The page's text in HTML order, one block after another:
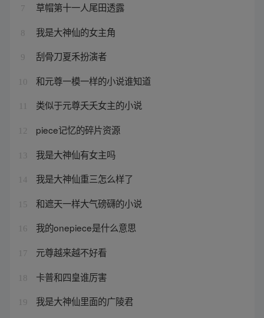
7 草帽第十一人尾田透露
8 我是大神仙的女主角
9 刮骨刀夏禾扮演者
10 和元尊一模一样的小说谁知道
类似于元尊夭夭女主的小说
12 piece记忆的碎片资源
13 我是大神仙有女主吗
14 我是大神仙重三怎么样了
15 和遮天一样大气磅礴的小说
16 我的onepiece是什么意思
17 元尊越来越不好看
18 卡普和四皇谁厉害
19 我是大神仙里面的广陵君